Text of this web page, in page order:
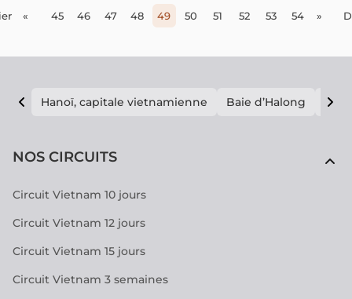
« 45 46 47 48 49 50 51 52 53 54 »
Hanoï, capitale vietnamienne Baie d’Halong E
NOS CIRCUITS
Circuit Vietnam 10 jours
Circuit Vietnam 12 jours
Circuit Vietnam 15 jours
Circuit Vietnam 3 semaines